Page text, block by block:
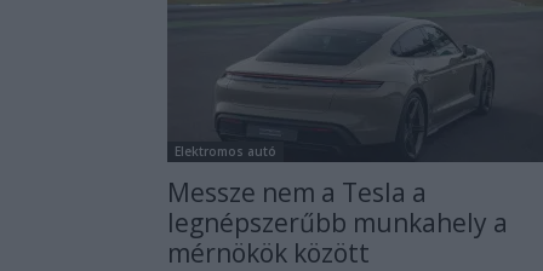
Elektromos autó
Messze nem a Tesla a
legnépszerűbb munkahely a
mérnökök között